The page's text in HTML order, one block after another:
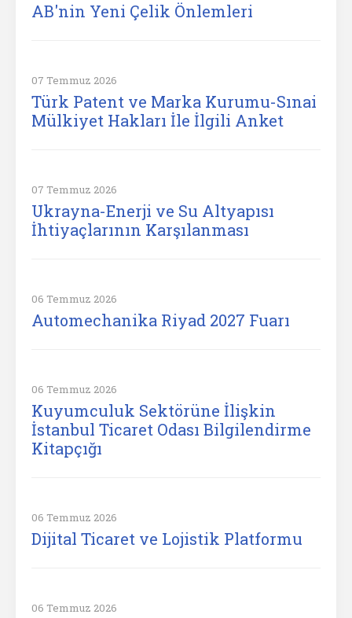
AB'nin Yeni Çelik Önlemleri
07 Temmuz 2026
Türk Patent ve Marka Kurumu-Sınai
Mülkiyet Hakları İle İlgili Anket
07 Temmuz 2026
Ukrayna-Enerji ve Su Altyapısı
İhtiyaçlarının Karşılanması
06 Temmuz 2026
Automechanika Riyad 2027 Fuarı
06 Temmuz 2026
Kuyumculuk Sektörüne İlişkin
İstanbul Ticaret Odası Bilgilendirme
Kitapçığı
06 Temmuz 2026
Dijital Ticaret ve Lojistik Platformu
06 Temmuz 2026